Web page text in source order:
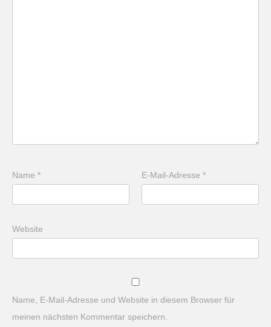
Name * E-Mail-Adresse*
Website
Name, E-Mail-Adresse und Website in diesem Browser für
meinen nächsten Kommentar speichern.